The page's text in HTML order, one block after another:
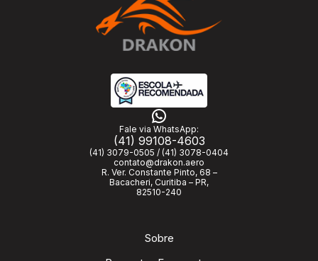
Fale via WhatsApp:
(41) 99108-4603
(41) 3079-0505 / (41) 3078-0404
contato@drakon.aero
R. Ver. Constante Pinto, 68 –
Bacacheri, Curitiba – PR,
82510-240
Sobre